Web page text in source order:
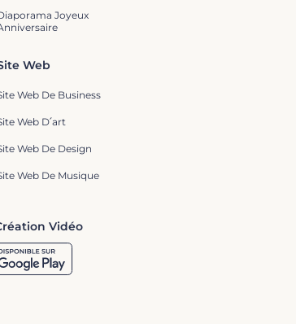
Vidéo
Joyeux
Web
Web De Business
Web D՛art
Web De Design
Web De Musique